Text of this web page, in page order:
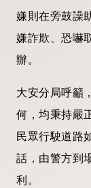
嫌則在旁鼓譟
嫌詐欺、恐嚇
辦。
大安分局呼籲
何，均秉持嚴
民眾行駛道路
話，由警方到
利。